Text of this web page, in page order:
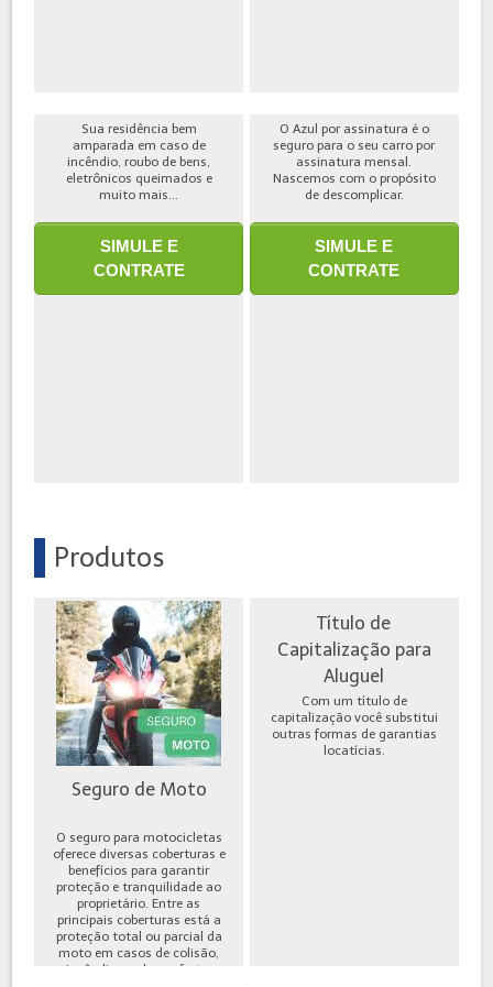
Sua residência bem
amparada em caso de
incêndio, roubo de bens,
eletrônicos queimados e
muito mais...
SIMULE E
CONTRATE
O Azul por assinatura é o
seguro para o seu carro por
assinatura mensal.
Nascemos com o propósito
de descomplicar.
SIMULE E
CONTRATE
Produtos
Seguro de Moto
O seguro para motocicletas
oferece diversas coberturas e
benefícios para garantir
proteção e tranquilidade ao
proprietário. Entre as
principais coberturas está a
proteção total ou parcial da
moto em casos de colisão,
incêndio, roubo ou furto,
Título de
Capitalização para
Aluguel
Com um título de
capitalização você substitui
outras formas de garantias
locatícias.